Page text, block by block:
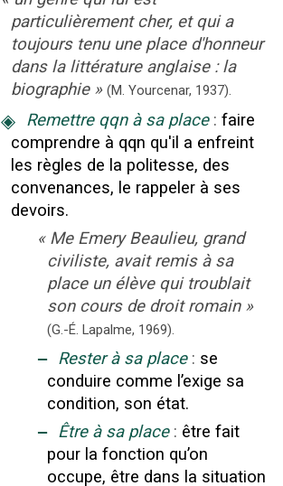
particulièrement cher, et qui a
toujours tenu une place d'honneur
dans la littérature anglaise : la
biographie » (M. Yourcenar, 1937).
◈ Remettre qqn à sa place : faire
comprendre à qqn qu'il a enfreint
les règles de la politesse, des
convenances, le rappeler à ses
devoirs.
« Me Emery Beaulieu, grand
civiliste, avait remis à sa
place un élève qui troublait
son cours de droit romain »
(G.-É. Lapalme, 1969).
‒ Rester à sa place : se
conduire comme l’exige sa
condition, son état.
‒ Être à sa place : être fait
pour la fonction qu’on
occupe, être dans la situation